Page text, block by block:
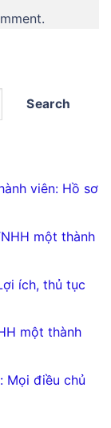
Search
viên: Hồ sơ
một thành
ích, thủ tục
một thành
Mọi điều chủ